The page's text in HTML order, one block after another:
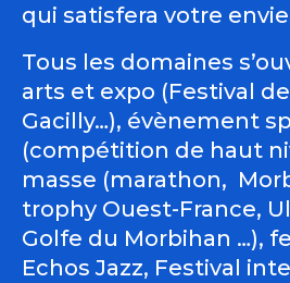
qui satisfera votre
Tous les domaines
arts et expo (Festival
Gacilly…), évènement
(compétition de haut
masse (marathon,
trophy Ouest-France,
Golfe du Morbihan …),
Echos Jazz, Festival